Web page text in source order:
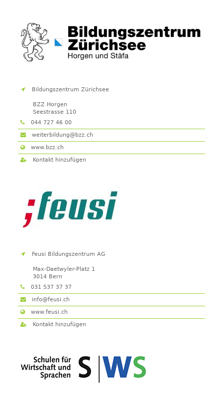
Bildungszentrum Zürichsee
BZZ Horgen
Seestrasse 110
8810 Horgen
044 727 46 00
weiterbildung@bzz.ch
www.bzz.ch
Kontakt hinzufügen
Feusi Bildungszentrum AG
Max-Daetwyler-Platz 1
3014 Bern
031 537 37 37
info@feusi.ch
www.feusi.ch
Kontakt hinzufügen